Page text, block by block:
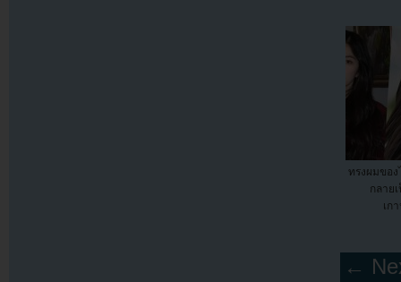
ทรงผมของ
กลาย
เก
←